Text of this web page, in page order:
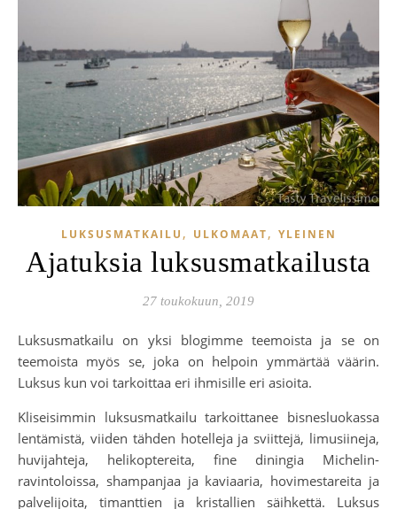
LUKSUSMATKAILU , ULKOMAAT, YLEINEN
Ajatuksia luksusmatkailusta
27 toukokuun, 2019
Luksusmatkailu on yksi blogimme teemoista ja se on
teemoista myös se, joka on helpoin ymmärtää väärin.
Luksus kun voi tarkoittaa eri ihmisille eri asioita.
Kliseisimmin luksusmatkailu tarkoittanee bisnesluokassa
lentämistä, viiden tähden hotelleja ja sviittejä, limusiineja,
huvijahteja, helikoptereita, fine diningia Michelin-
ravintoloissa, shampanjaa ja kaviaaria, hovimestareita ja
palvelijoita, timanttien ja kristallien säihkettä. Luksus